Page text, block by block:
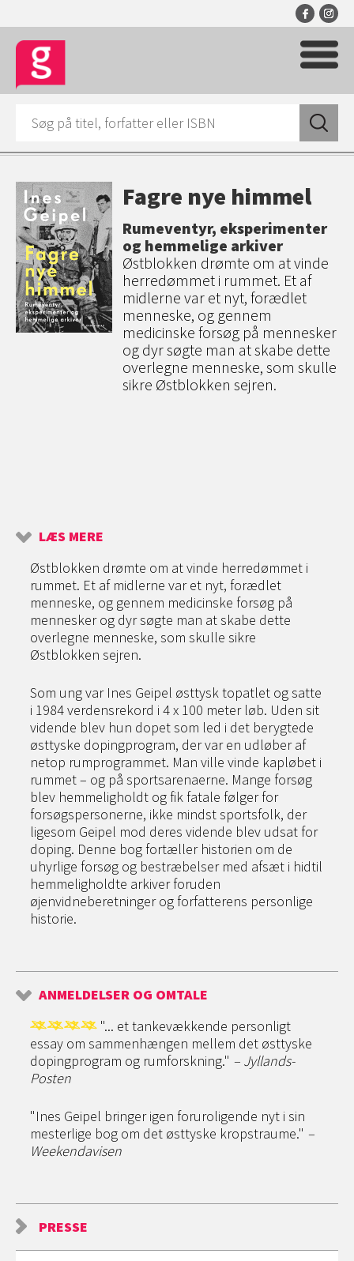
Fagre nye himmel
Rumeventyr, eksperimenter
og hemmelige arkiver
Østblokken drømte om at vinde
herredømmet i rummet. Et af
midlerne var et nyt, forædlet
menneske, og gennem
medicinske forsøg på mennesker
og dyr søgte man at skabe dette
overlegne menneske, som skulle
sikre Østblokken sejren.
LÆS MERE
Østblokken drømte om at vinde herredømmet i
rummet. Et af midlerne var et nyt, forædlet
menneske, og gennem medicinske forsøg på
mennesker og dyr søgte man at skabe dette
overlegne menneske, som skulle sikre
Østblokken sejren.
Som ung var Ines Geipel østtysk topatlet og satte
i 1984 verdensrekord i 4 x 100 meter løb. Uden sit
vidende blev hun dopet som led i det berygtede
østtyske dopingprogram, der var en udløber af
netop rumprogrammet. Man ville vinde kapløbet i
rummet – og på sportsarenaerne. Mange forsøg
blev hemmeligholdt og fik fatale følger for
forsøgspersonerne, ikke mindst sportsfolk, der
ligesom Geipel mod deres vidende blev udsat for
doping. Denne bog fortæller historien om de
uhyrlige forsøg og bestræbelser med afsæt i hidtil
hemmeligholdte arkiver foruden
øjenvidneberetninger og forfatterens personlige
historie.
ANMELDELSER OG OMTALE
"... et tankevækkende personligt
essay om sammenhængen mellem det østtyske
dopingprogram og rumforskning." – Jyllands-
Posten
"Ines Geipel bringer igen foruroligende nyt i sin
mesterlige bog om det østtyske kropstraume." –
Weekendavisen
PRESSE